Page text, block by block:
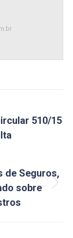
510/15
de Seguros,
sobre